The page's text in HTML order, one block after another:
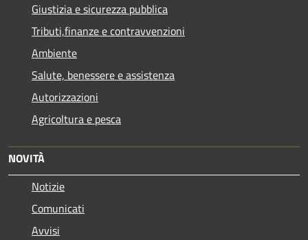
Giustizia e sicurezza pubblica
Tributi,finanze e contravvenzioni
Ambiente
Salute, benessere e assistenza
Autorizzazioni
Agricoltura e pesca
NOVITÀ
Notizie
Comunicati
Avvisi